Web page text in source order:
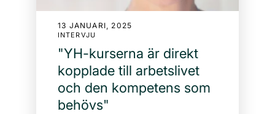
13 JANUARI, 2025
INTERVJU
"YH-kurserna är direkt
kopplade till arbetslivet
och den kompetens som
behövs"